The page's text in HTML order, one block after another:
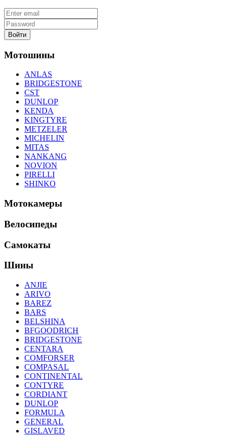
Войти
Мотошины
ANLAS
BRIDGESTONE
CST
DUNLOP
KENDA
KINGTYRE
METZELER
MICHELIN
MITAS
NANKANG
NOVION
PIRELLI
SHINKO
Мотокамеры
Велосипеды
Самокаты
Шины
ANJIE
ARIVO
BAREZ
BARS
BELSHINA
BFGOODRICH
BRIDGESTONE
CENTARA
COMFORSER
COMPASAL
CONTINENTAL
CONTYRE
CORDIANT
DUNLOP
FORMULA
GENERAL
GISLAVED